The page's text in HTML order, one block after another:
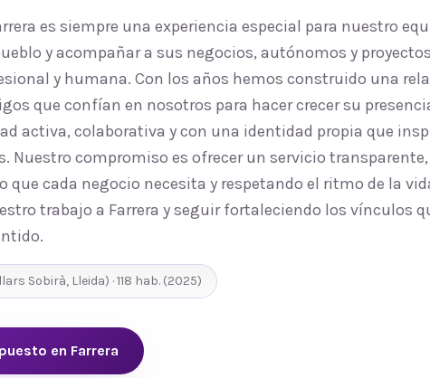
es siempre una experiencia especial para nuestro
y acompañar a sus negocios, autónomos y
y humana. Con los años hemos construido una
que confían en nosotros para hacer crecer su
activa, colaborativa y con una identidad propia que
Nuestro compromiso es ofrecer un servicio
que cada negocio necesita y respetando el ritmo de la
trabajo a Farrera y seguir fortaleciendo los vínculos
Sobirà, Lleida) ·118 hab. (2025)
en Farrera